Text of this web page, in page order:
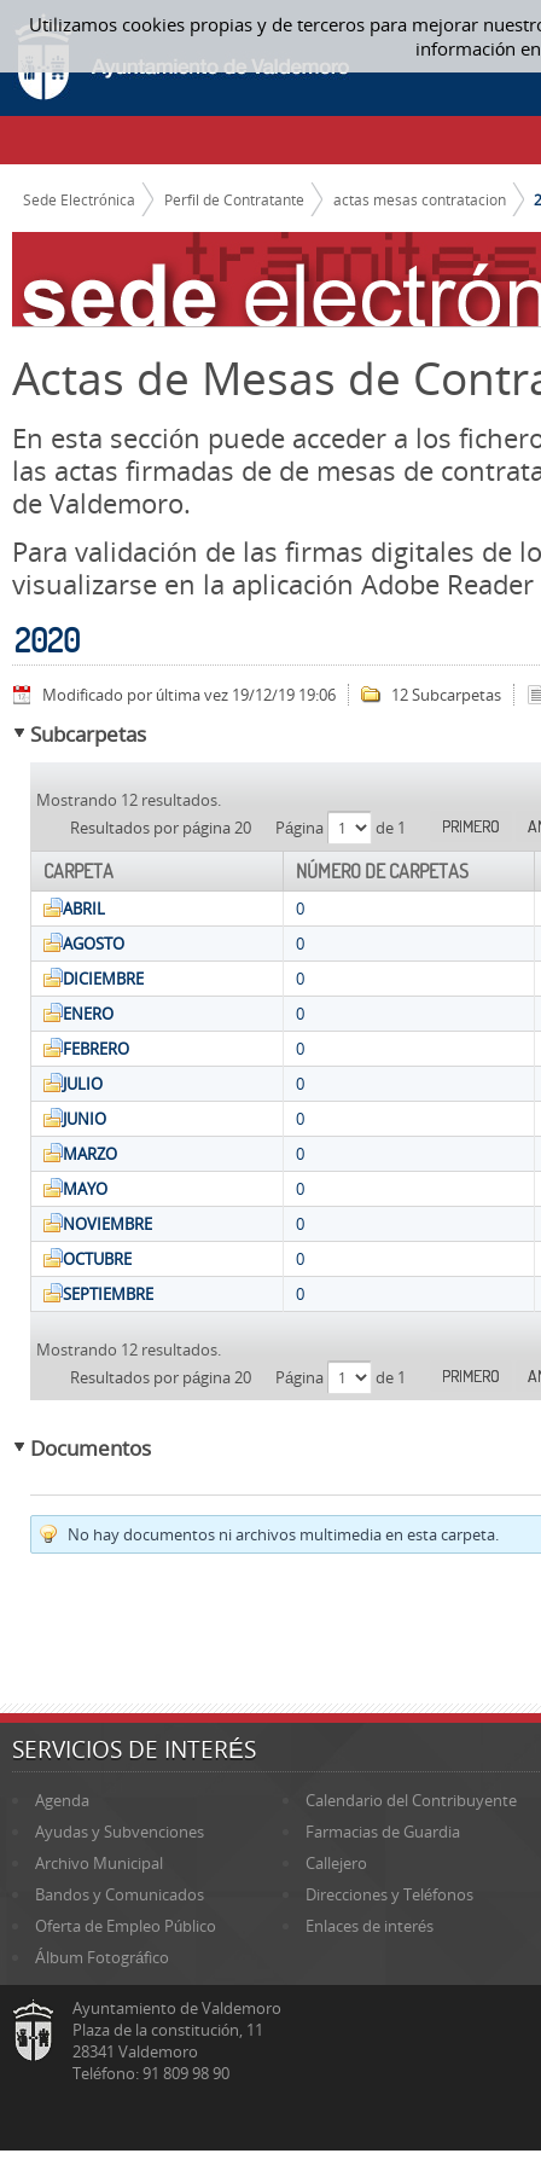
Utilizamos cookies propias y de terceros para mejorar
información
Saltar al contenido
2020 - ACTAS MESAS CONTRATACION
CAMINO DE MIGAS
Sede Electrónica Perfil de Contratante actas mesas contratacion
Actas de Mesas de
En esta sección puede acceder a los
las actas firmadas de de mesas de
de Valdemoro.
Para validación de las firmas digitales de
visualizarse en la aplicación Adobe Reader
2020
Modificado por última vez 19/12/19 19:06 12 Subcarpetas
Subcarpetas
Mostrando 12 resultados.
Resultados por página 20
Página de 1 PRIMERO
CARPETA NÚMERO DE CARPETAS
ABRIL
0
AGOSTO
0
DICIEMBRE
0
ENERO
0
FEBRERO
0
JULIO
0
JUNIO
0
MARZO
0
MAYO
0
NOVIEMBRE
0
OCTUBRE
0
SEPTIEMBRE
0
Mostrando 12 resultados.
Resultados por página 20
Página de 1 PRIMERO
Documentos
No hay documentos ni archivos multimedia en esta carpeta.
SERVICIOS DE INTERÉS
Agenda
Calendario del Contribuyente
Ayudas y Subvenciones
Farmacias de Guardia
Archivo Municipal
Callejero
Bandos y Comunicados
Direcciones y Teléfonos
Oferta de Empleo Público
Enlaces de interés
Álbum Fotográfico
Ayuntamiento de Valdemoro
Plaza de la constitución, 11
28341 Valdemoro
Teléfono: 91 809 98 90